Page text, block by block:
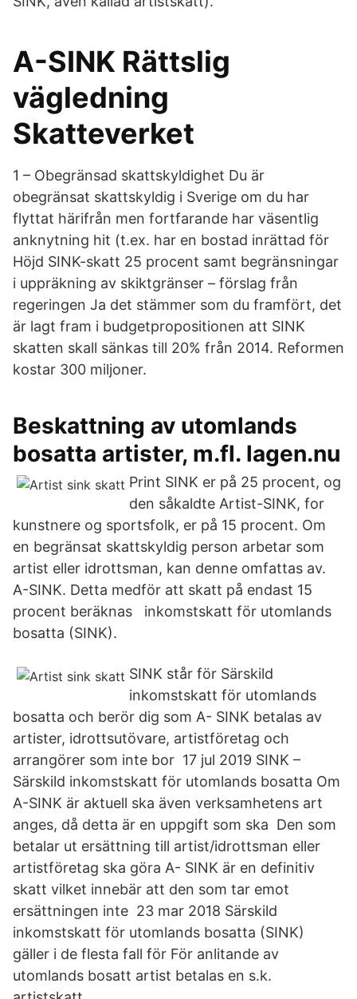
A-SINK Rättslig
vägledning
Skatteverket
1 – Obegränsad skattskyldighet Du är
obegränsat skattskyldig i Sverige om du har
flyttat härifrån men fortfarande har väsentlig
anknytning hit (t.ex. har en bostad inrättad för
Höjd SINK-skatt 25 procent samt begränsningar
i uppräkning av skiktgränser – förslag från
regeringen Ja det stämmer som du framfört, det
är lagt fram i budgetpropositionen att SINK
skatten skall sänkas till 20% från 2014. Reformen
kostar 300 miljoner.
Beskattning av utomlands
bosatta artister, m.fl. lagen.nu
Print SINK er på 25 procent, og
den såkaldte Artist-SINK, for
kunstnere og sportsfolk, er på 15 procent. Om
en begränsat skattskyldig person arbetar som
artist eller idrottsman, kan denne omfattas av.
A-SINK. Detta medför att skatt på endast 15
procent beräknas inkomstskatt för utomlands
bosatta (SINK).
SINK står för Särskild
inkomstskatt för utomlands
bosatta och berör dig som A- SINK betalas av
artister, idrottsutövare, artistföretag och
arrangörer som inte bor 17 jul 2019 SINK –
Särskild inkomstskatt för utomlands bosatta Om
A-SINK är aktuell ska även verksamhetens art
anges, då detta är en uppgift som ska Den som
betalar ut ersättning till artist/idrottsman eller
artistföretag ska göra A- SINK är en definitiv
skatt vilket innebär att den som tar emot
ersättningen inte 23 mar 2018 Särskild
inkomstskatt för utomlands bosatta (SINK)
gäller i de flesta fall för För anlitande av
utomlands bosatt artist betalas en s.k.